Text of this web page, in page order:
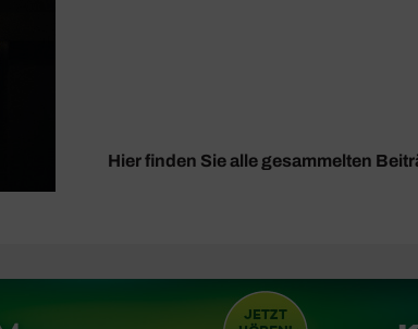
Hier finden Sie alle gesammelten